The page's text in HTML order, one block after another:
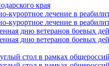
края
курортное лечение в
курортное лечение в
дню ветеранов боевых
дню ветеранов боевых
стол в рамках